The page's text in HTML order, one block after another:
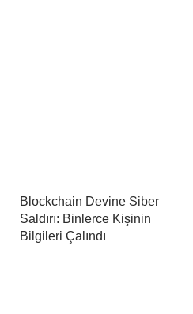
Blockchain Devine Siber
Saldırı: Binlerce Kişinin
Bilgileri Çalındı